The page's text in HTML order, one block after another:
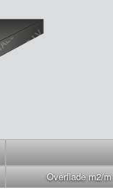
Overflade m2/m